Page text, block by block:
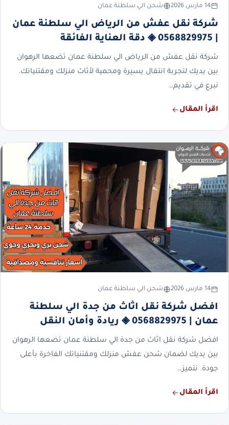
14 مارس 2026 شحن الي سلطنة عمان
شركة نقل عفش من الرياض الي سلطنة عمان
شركة نقل عفش من الرياض الي سلطنة عمان تضعها الرهوان
بين يديك لتجربة انتقال يسيرة ومحمية لأثاث منزلك ومقتنياتك.
نبرع في تقديم…
اقرأ المقال
14 مارس 2026 شحن الي سلطنة عمان
افضل شركة نقل اثاث من جدة الي سلطنة
عمان | 0568829975 ◈ ريادة وأمان النقل
افضل شركة نقل اثاث من جدة الي سلطنة عمان تضعها الرهوان
بين يديك لضمان شحن عفش منزلك ومقتنياتك الفاخرة بأعلى
جودة. نتميز…
اقرأ المقال